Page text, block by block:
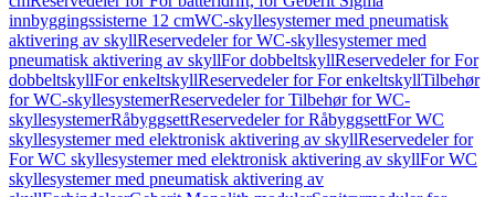
innbyggingssisterne 12 cmWC-skyllesystemer med pneumatisk
aktivering av skyllReservedeler for WC-skyllesystemer med
pneumatisk aktivering av skyllFor dobbeltskyllReservedeler for For
dobbeltskyllFor enkeltskyllReservedeler for For enkeltskyllTilbehør
for WC-skyllesystemerReservedeler for Tilbehør for WC-
skyllesystemerRåbyggsettReservedeler for RåbyggsettFor WC
skyllesystemer med elektronisk aktivering av skyllReservedeler for
For WC skyllesystemer med elektronisk aktivering av skyllFor WC
skyllesystemer med pneumatisk aktivering av